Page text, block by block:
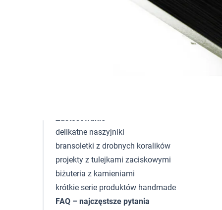
średnica 0.5 mm jest odpowiednia do
kolor czarny można łatwo dopasować do
umożliwia szybkie przygotowanie bransoletek
Zastosowanie
delikatne naszyjniki
bransoletki z drobnych koralików
projekty z tulejkami zaciskowymi
biżuteria z kamieniami
krótkie serie produktów handmade
FAQ – najczęstsze pytania